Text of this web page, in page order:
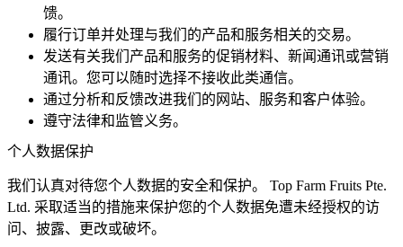
馈。
履行订单并处理与我们的产品和服务相关的交易。
发送有关我们产品和服务的促销材料、新闻通讯或营销
通讯。您可以随时选择不接收此类通信。
通过分析和反馈改进我们的网站、服务和客户体验。
遵守法律和监管义务。
个人数据保护
我们认真对待您个人数据的安全和保护。 Top Farm Fruits Pte.
Ltd. 采取适当的措施来保护您的个人数据免遭未经授权的访
问、披露、更改或破坏。